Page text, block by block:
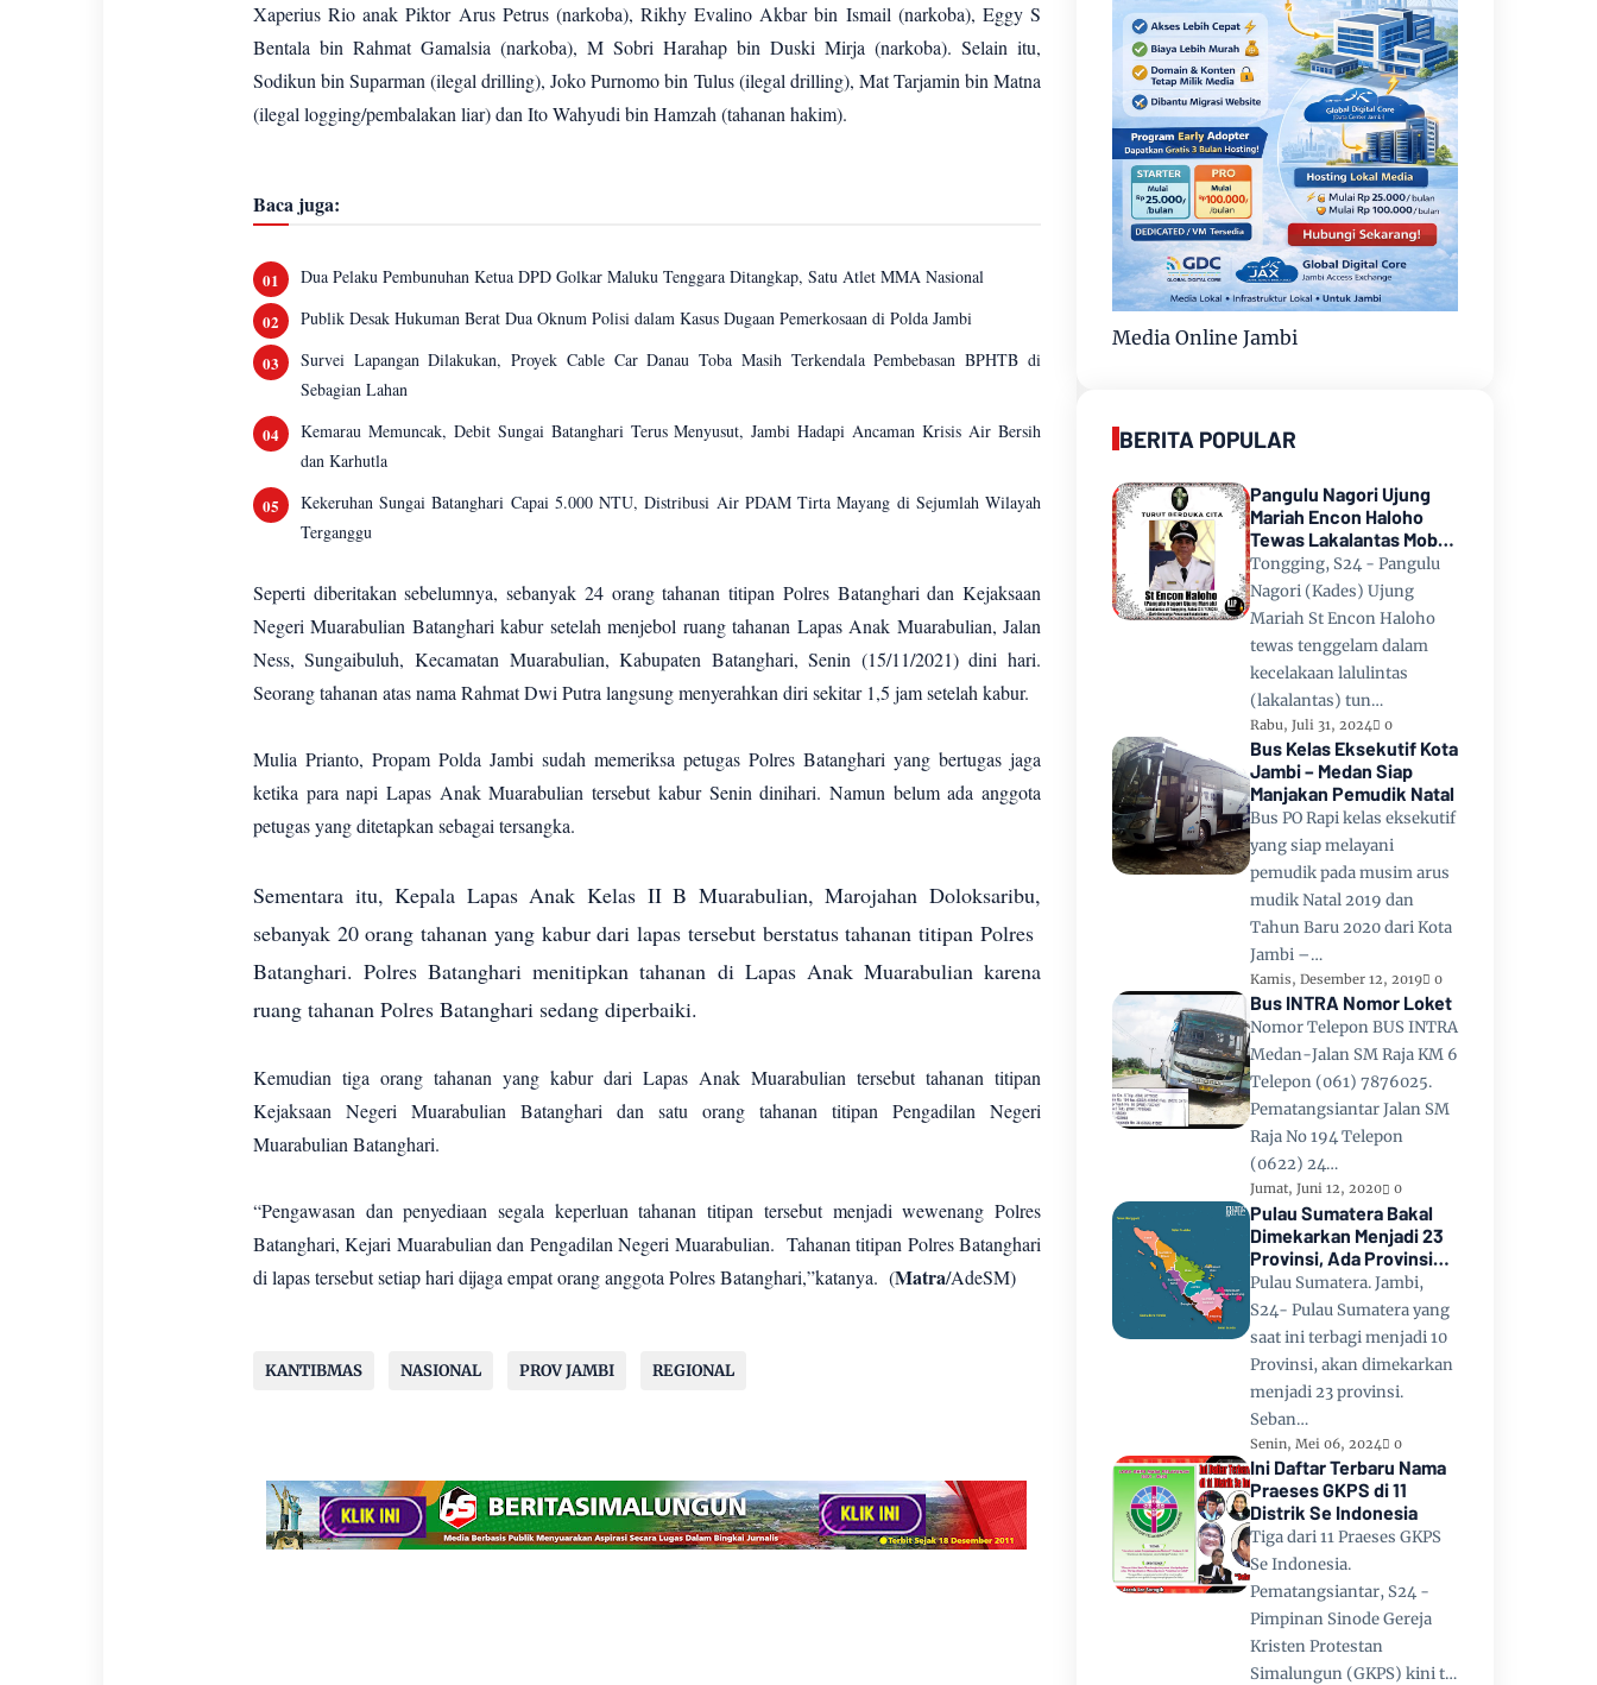
Xaperius Rio anak Piktor Arus Petrus (narkoba), Rikhy Evalino Akbar bin Ismail (narkoba), Eggy S
Bentala bin Rahmat Gamalsia (narkoba), M Sobri Harahap bin Duski Mirja (narkoba). Selain itu,
Sodikun bin Suparman (ilegal drilling), Joko Purnomo bin Tulus (ilegal drilling), Mat Tarjamin bin Matna
(ilegal logging/pembalakan liar) dan Ito Wahyudi bin Hamzah (tahanan hakim).
Baca juga:
Dua Pelaku Pembunuhan Ketua DPD Golkar Maluku Tenggara Ditangkap, Satu Atlet MMA Nasional
Publik Desak Hukuman Berat Dua Oknum Polisi dalam Kasus Dugaan Pemerkosaan di Polda Jambi
Survei Lapangan Dilakukan, Proyek Cable Car Danau Toba Masih Terkendala Pembebasan BPHTB di
Sebagian Lahan
Kemarau Memuncak, Debit Sungai Batanghari Terus Menyusut, Jambi Hadapi Ancaman Krisis Air Bersih
dan Karhutla
Kekeruhan Sungai Batanghari Capai 5.000 NTU, Distribusi Air PDAM Tirta Mayang di Sejumlah Wilayah
Terganggu
Seperti diberitakan sebelumnya, sebanyak 24 orang tahanan titipan Polres Batanghari dan Kejaksaan
Negeri Muarabulian Batanghari kabur setelah menjebol ruang tahanan Lapas Anak Muarabulian, Jalan
Ness, Sungaibuluh, Kecamatan Muarabulian, Kabupaten Batanghari, Senin (15/11/2021) dini hari.
Seorang tahanan atas nama Rahmat Dwi Putra langsung menyerahkan diri sekitar 1,5 jam setelah kabur.
Mulia Prianto, Propam Polda Jambi sudah memeriksa petugas Polres Batanghari yang bertugas jaga
ketika para napi Lapas Anak Muarabulian tersebut kabur Senin dinihari. Namun belum ada anggota
petugas yang ditetapkan sebagai tersangka.
Sementara itu, Kepala Lapas Anak Kelas II B Muarabulian, Marojahan Doloksaribu,
sebanyak 20 orang tahanan yang kabur dari lapas tersebut berstatus tahanan titipan Polres
Batanghari. Polres Batanghari menitipkan tahanan di Lapas Anak Muarabulian karena
ruang tahanan Polres Batanghari sedang diperbaiki.
Kemudian tiga orang tahanan yang kabur dari Lapas Anak Muarabulian tersebut tahanan titipan
Kejaksaan Negeri Muarabulian Batanghari dan satu orang tahanan titipan Pengadilan Negeri
Muarabulian Batanghari.
“Pengawasan dan penyediaan segala keperluan tahanan titipan tersebut menjadi wewenang Polres
Batanghari, Kejari Muarabulian dan Pengadilan Negeri Muarabulian. Tahanan titipan Polres Batanghari
di lapas tersebut setiap hari dijaga empat orang anggota Polres Batanghari,”katanya. (Matra/AdeSM)
KANTIBMAS NASIONAL PROV JAMBI REGIONAL
Media Online Jambi
BERITA POPULAR
Pangulu Nagori Ujung
Mariah Encon Haloho
Tewas Lakalantas Mobil
Terjun ke Danau Toba di
Tongging
Tongging, S24 - Pangulu
Nagori (Kades) Ujung
Mariah St Encon Haloho
tewas tenggelam dalam
kecelakaan lalulintas
(lakalantas) tun…
Rabu, Juli 31, 2024 0
Bus Kelas Eksekutif Kota
Jambi – Medan Siap
Manjakan Pemudik Natal
Bus PO Rapi kelas eksekutif
yang siap melayani
pemudik pada musim arus
mudik Natal 2019 dan
Tahun Baru 2020 dari Kota
Jambi –…
Kamis, Desember 12, 2019 0
Bus INTRA Nomor Loket
Nomor Telepon BUS INTRA
Medan-Jalan SM Raja KM 6
Telepon (061) 7876025.
Pematangsiantar Jalan SM
Raja No 194 Telepon
(0622) 24…
Jumat, Juni 12, 2020 0
Pulau Sumatera Bakal
Dimekarkan Menjadi 23
Provinsi, Ada Provinsi
Toba Raya dan Provinsi
Tapanuli
Pulau Sumatera. Jambi,
S24- Pulau Sumatera yang
saat ini terbagi menjadi 10
Provinsi, akan dimekarkan
menjadi 23 provinsi.
Seban…
Senin, Mei 06, 2024 0
Ini Daftar Terbaru Nama
Praeses GKPS di 11
Distrik Se Indonesia
Tiga dari 11 Praeses GKPS
Se Indonesia.
Pematangsiantar, S24 -
Pimpinan Sinode Gereja
Kristen Protestan
Simalungun (GKPS) kini t…